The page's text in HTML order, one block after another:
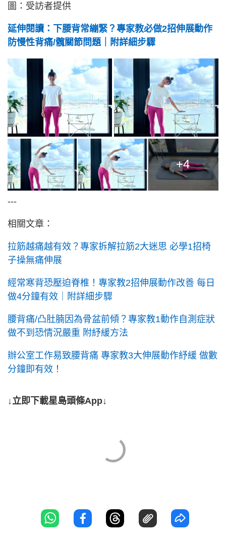
圖：受訪者提供
延伸閱讀：下腰背常繃緊？專家教必做2招伸展動作
防慢性背痛/髖關節問題｜附詳細步驟
+4
---
相關文章：
拉筋越痛越有效？專家拆解拉筋2大迷思 必學1招椅
子操無痛伸展
經常寒背恐壓迫脊椎！專家教2招伸展動作改善 每日
做4分鐘有效｜附詳細步驟
腰背痛/凸肚腩因為骨盆前傾？專家教1動作自測症狀
做不到恐情況嚴重 附紓緩方法
辦公室工作易致腰背痛 專家教3大伸展動作紓緩 做數
分鐘即有效！
↓立即下載星島頭條App↓